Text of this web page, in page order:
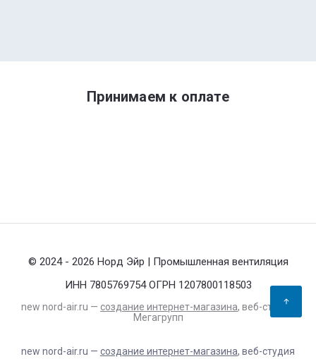
Принимаем к оплате
© 2024 - 2026 Норд Эйр | Промышленная вентиляция
ИНН 7805769754 ОГРН 1207800118503
new nord-air.ru — создание интернет-магазина, веб-студия
Мегагрупп
new nord-air.ru — создание интернет-магазина, веб-студия